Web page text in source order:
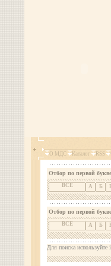
О МДС Каталог RSS
Отбор по первой
ВСЕ А Б
Отбор по первой
ВСЕ А Б
Для поиска используйте